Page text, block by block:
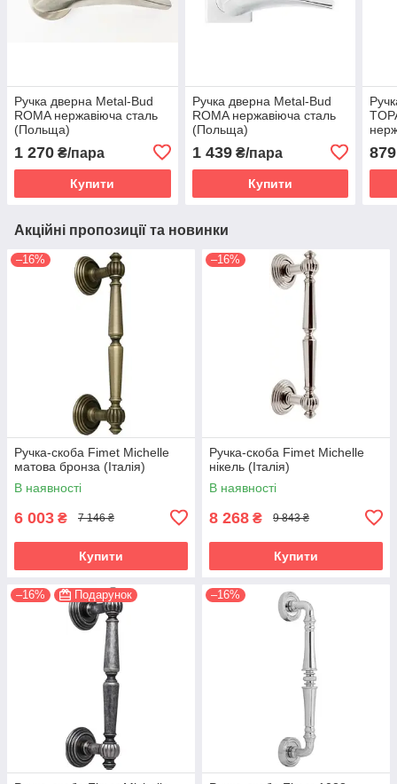
Ручка дверна Metal-Bud
ROMA нержавіюча сталь
(Польща)
1 270 ₴/пара
Купити
Ручка дверна Metal-Bud
ROMA нержавіюча сталь
(Польща)
1 439₴/пара
Купити
879
Акційні пропозиції та новинки
–16%
Ручка-скоба Fimet Michelle
матова бронза (Італія)
В наявності
6 003 ₴ 7 146 ₴
Купити
–16%
Ручка-скоба Fimet Michelle
нікель (Італія)
В наявності
8 268 ₴ 9 843 ₴
Купити
–16% Подарунок –16%